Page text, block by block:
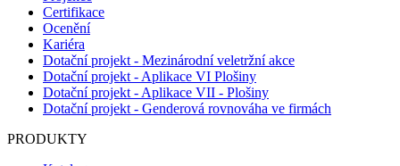
Certifikace
Ocenění
Kariéra
Dotační projekt - Mezinárodní veletržní akce
Dotační projekt - Aplikace VI Plošiny
Dotační projekt - Aplikace VII - Plošiny
Dotační projekt - Genderová rovnováha ve firmách
PRODUKTY